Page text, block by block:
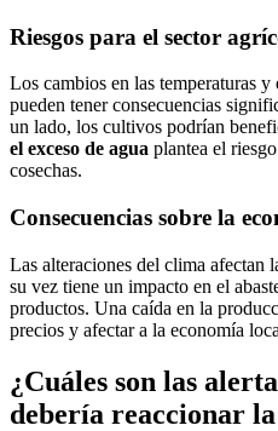
Riesgos para el sector
Los cambios en las temperaturas
pueden tener consecuencias
un lado, los cultivos podrían
el exceso de agua plantea el
cosechas.
Consecuencias sobre la
Las alteraciones del clima afectan
su vez tiene un impacto en el
productos. Una caída en la
precios y afectar a la economía
¿Cuáles son las
debería reaccionar